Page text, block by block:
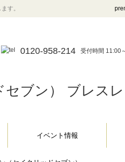
す。
0120-958-214 受付時間 11:00
ブン） ブレス
イベント情報